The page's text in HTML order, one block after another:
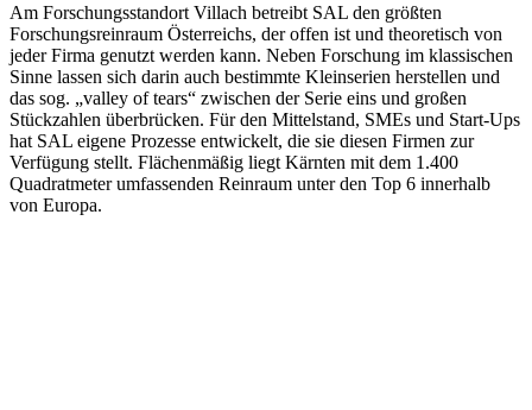
Am Forschungsstandort Villach betreibt SAL den größten
Forschungsreinraum Österreichs, der offen ist und theoretisch von
jeder Firma genutzt werden kann. Neben Forschung im klassischen
Sinne lassen sich darin auch bestimmte Kleinserien herstellen und
das sog. „valley of tears“ zwischen der Serie eins und großen
Stückzahlen überbrücken. Für den Mittelstand, SMEs und Start-Ups
hat SAL eigene Prozesse entwickelt, die sie diesen Firmen zur
Verfügung stellt. Flächenmäßig liegt Kärnten mit dem 1.400
Quadratmeter umfassenden Reinraum unter den Top 6 innerhalb
von Europa.